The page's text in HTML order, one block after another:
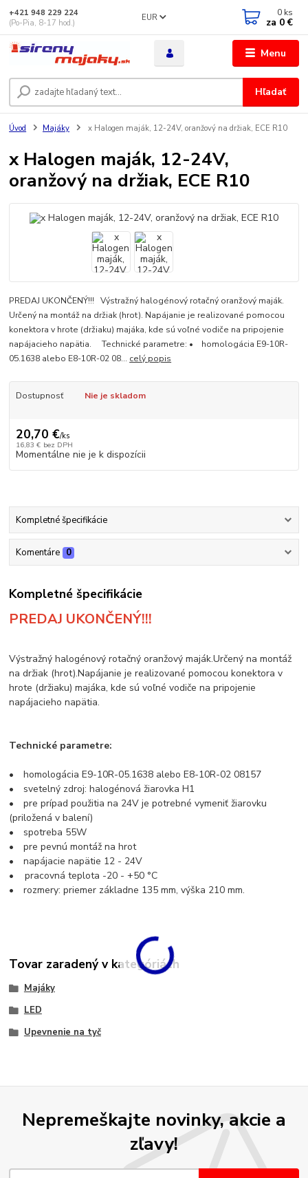
Menu
EUR
Hľadať
+421 948 229 224
(Po-Pia, 8-17 hod.)
0 ks
za 0 €
Úvod Majáky x Halogen maják, 12-24V, oranžový na držiak, ECE R10
x Halogen maják, 12-24V,
oranžový na držiak, ECE R10
PREDAJ UKONČENÝ!!! Výstražný halogénový rotačný oranžový maják.
Určený na montáž na držiak (hrot). Napájanie je realizované pomocou
konektora v hrote (držiaku) majáka, kde sú voľné vodiče na pripojenie
napájacieho napätia. Technické parametre: • homologácia E9-10R-
05.1638 alebo E8-10R-02 08... celý popis
Dostupnosť Nie je skladom
20,70 €/ks
16,83 € bez DPH
Momentálne nie je k dispozícii
Kompletné špecifikácie
Komentáre 0
Kompletné špecifikácie
PREDAJ UKONČENÝ!!!
Výstražný halogénový rotačný oranžový maják.Určený na montáž
na držiak (hrot).Napájanie je realizované pomocou konektora v
hrote (držiaku) majáka, kde sú voľné vodiče na pripojenie
napájacieho napätia.
Technické parametre:
• homologácia E9-10R-05.1638 alebo E8-10R-02 08157
• svetelný zdroj: halogénová žiarovka H1
• pre prípad použitia na 24V je potrebné vymeniť žiarovku
(priložená v balení)
• spotreba 55W
• pre pevnú montáž na hrot
• napájacie napätie 12 - 24V
• pracovná teplota -20 - +50 °C
• rozmery: priemer základne 135 mm, výška 210 mm.
Tovar zaradený v kategóriách
Majáky
LED
Upevnenie na tyč
Nepremeškajte novinky, akcie a
zľavy!